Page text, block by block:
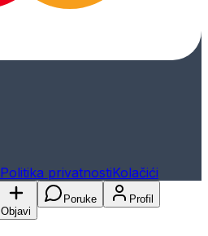
Politika privatnostiKolačići
Objavi
Poruke Profil